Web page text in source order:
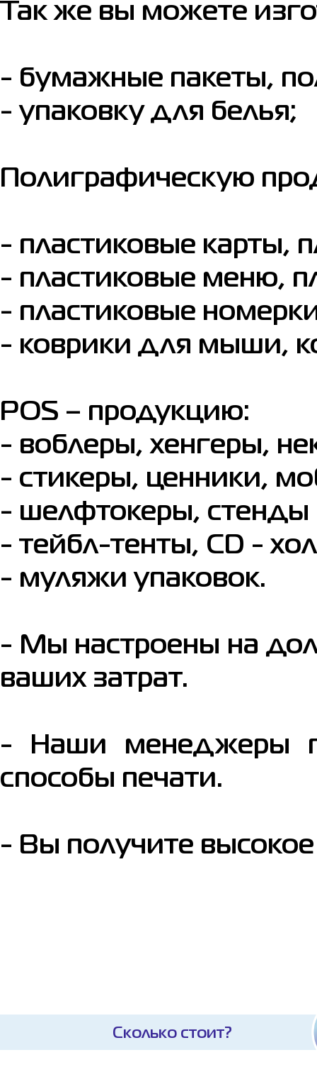
Так же вы можете
- бумажные пакеты,
- упаковку для белья;
Полиграфическую
- пластиковые карты,
- пластиковые меню,
- пластиковые
- коврики для мыши,
POS – продукцию:
- воблеры, хенгеры,
- стикеры, ценники,
- шелфтокеры, стенды
- тейбл-тенты, CD -
- муляжи упаковок.
- Мы настроены на
ваших затрат.
- Наши менеджеры
способы печати.
- Вы получите
Сколько стоит?